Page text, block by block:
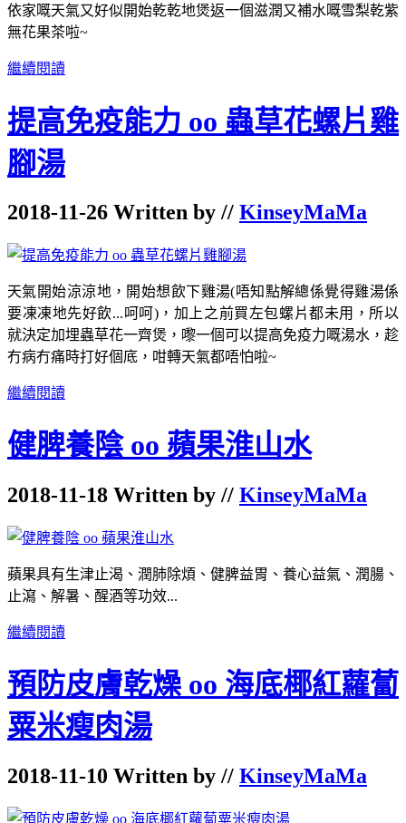
依家嘅天氣又好似開始乾乾地煲返一個滋潤又補水嘅雪梨乾紫
無花果茶啦~
繼續閱讀
提高免疫能力 oo 蟲草花螺片雞
腳湯
2018-11-26 Written by // KinseyMaMa
天氣開始涼涼地，開始想飲下雞湯(唔知點解總係覺得雞湯係
要凍凍地先好飲...呵呵)，加上之前買左包螺片都未用，所以
就決定加埋蟲草花一齊煲，嚟一個可以提高免疫力嘅湯水，趁
冇病冇痛時打好個底，咁轉天氣都唔怕啦~
繼續閱讀
健脾養陰 oo 蘋果淮山水
2018-11-18 Written by // KinseyMaMa
蘋果具有生津止渴、潤肺除煩、健脾益胃、養心益氣、潤腸、
止瀉、解暑、醒酒等功效...
繼續閱讀
預防皮膚乾燥 oo 海底椰紅蘿蔔
粟米瘦肉湯
2018-11-10 Written by // KinseyMaMa